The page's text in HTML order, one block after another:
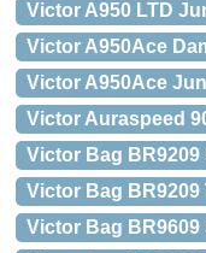
Victor A950 LTD
Victor A950Ace
Victor A950Ace
Victor Auraspeed
Victor Bag BR9209
Victor Bag BR9209
Victor Bag BR9609